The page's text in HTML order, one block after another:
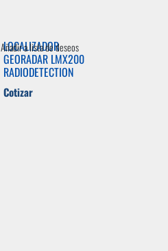
LOCALIZADOR
GEORADAR LMX200
RADIODETECTION
Cotizar
Añadir a lista de deseos